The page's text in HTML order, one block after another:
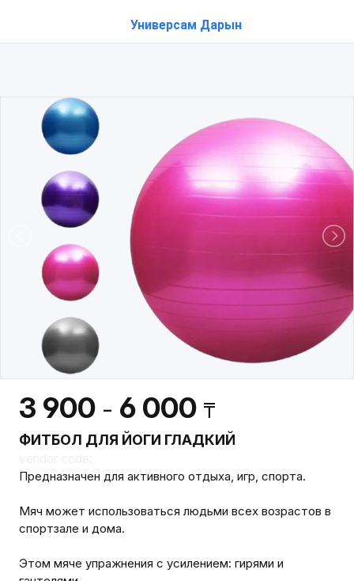
Универсам Дарын
3 900- 6 000 ₸
ФИТБОЛ ДЛЯ ЙОГИ ГЛАДКИЙ
Предназначен для активного отдыха, игр, спорта.
Мяч может использоваться людьми всех возрастов в
спортзале и дома.
Этом мяче упражнения с усилением: гирями и